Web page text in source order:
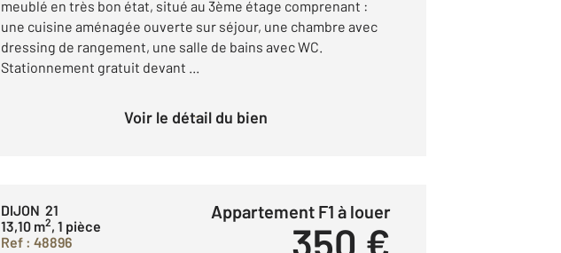
meublé en très bon état, situé au 3ème étage comprenant :
une cuisine aménagée ouverte sur séjour, une chambre avec
dressing de rangement, une salle de bains avec WC.
Stationnement gratuit devant ...
Voir le détail du bien
DIJON 21
13,10 m2, 1 pièce
Ref : 48896
Appartement F1 à louer
350 €